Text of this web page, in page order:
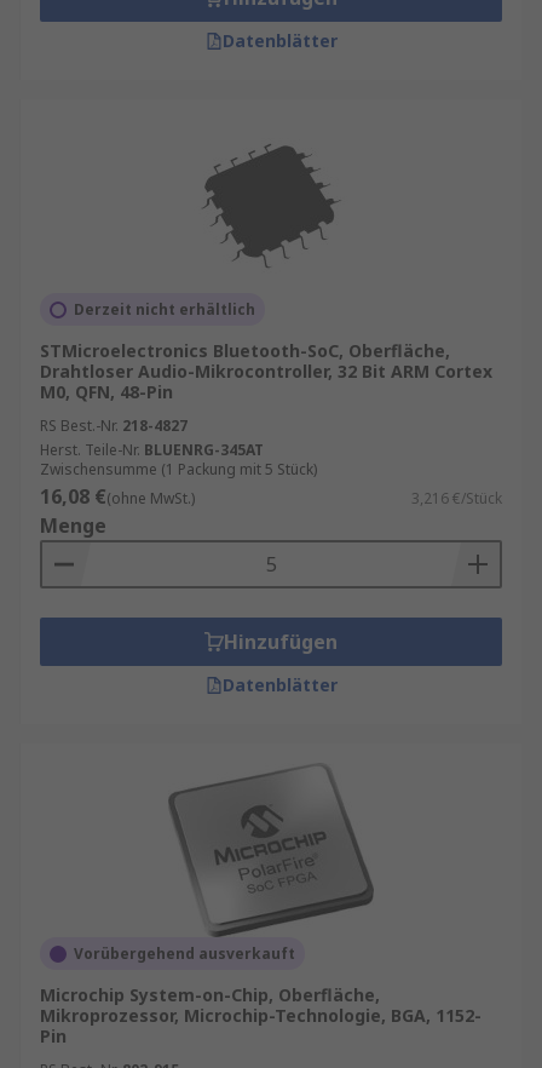
Die Zukunft von SoCs
Fertigungstechnologien, wie z.B. die 3D-
Integration, ermöglichen die Schichtung
mehrerer Halbleiterchips übereinander, was zu
noch kompakteren und leistungsfähigeren
Systemen führt. Darüber hinaus werden
Fortschritte in der Materialwissenschaft und der
Leistung von SoCs weiter verbessern.
Datenblätter
Derzeit nicht erhältlich
STMicroelectronics Bluetooth-SoC, Oberfläche,
Drahtloser Audio-Mikrocontroller, 32 Bit ARM Cortex
M0, QFN, 48-Pin
RS Best.-Nr. 218-4827
Herst. Teile-Nr. BLUENRG-345AT
Zwischensumme (1 Packung mit 5 Stück)
16,08 €(ohne MwSt.) 3,216 €/Stück
Menge
Hinzufügen
Datenblätter
Vorübergehend ausverkauft
Microchip System-on-Chip, Oberfläche,
Mikroprozessor, Microchip-Technologie, BGA, 1152-
Pin